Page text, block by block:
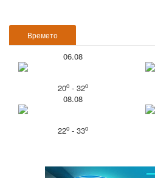
Времето
06.08
20o- 32o
08.08
22o- 33o